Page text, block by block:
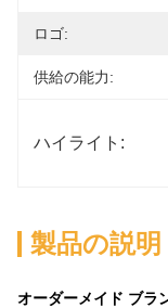
ロゴ:
供給の能力:
ハイライト:
製品の説明
オーダーメイド ブラ